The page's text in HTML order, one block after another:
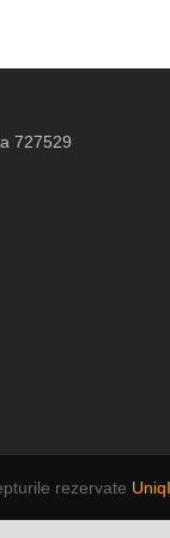
727529
rezervate